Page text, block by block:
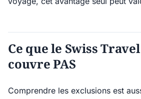
Ce que le Swiss
couvre PAS
Comprendre les exclusions est